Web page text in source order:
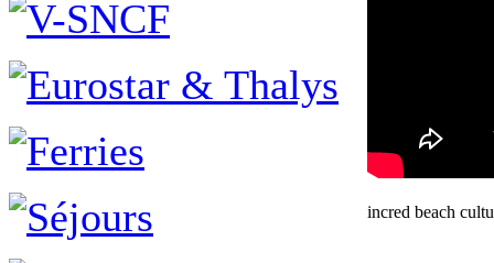
incred beach